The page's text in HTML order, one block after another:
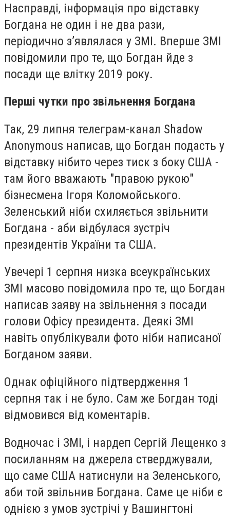
Насправді, інформація про відставку
Богдана не один і не два рази,
періодично з’являлася у ЗМІ. Вперше ЗМІ
повідомили про те, що Богдан йде з
посади ще влітку 2019 року.
Перші чутки про звільнення Богдана
Так, 29 липня телеграм-канал Shadow
Anonymous написав, що Богдан подасть у
відставку нібито через тиск з боку США -
там його вважають "правою рукою"
бізнесмена Ігоря Коломойського.
Зеленський ніби схиляється звільнити
Богдана - аби відбулася зустріч
президентів України та США.
Увечері 1 серпня низка всеукраїнських
ЗМІ масово повідомила про те, що Богдан
написав заяву на звільнення з посади
голови Офісу президента. Деякі ЗМІ
навіть опублікували фото ніби написаної
Богданом заяви.
Однак офіційного підтвердження 1
серпня так і не було. Сам же Богдан тоді
відмовився від коментарів.
Водночас і ЗМІ, і нардеп Сергій Лещенко з
посиланням на джерела стверджували,
що саме США натиснули на Зеленського,
аби той звільнив Богдана. Саме це ніби є
однією з умов зустрічі у Вашингтоні